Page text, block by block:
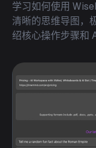
学习如何使用
清晰的思维导图，
绍核心操作步骤和